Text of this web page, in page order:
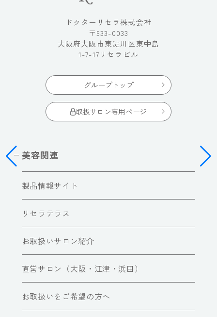
ドクターリセラ株式会社
〒533-0033
大阪府大阪市東淀川区東中島
1-7-17リセラビル
グループトップ
取扱サロン専用ページ
美容関連
製品情報サイト
リセラテラス
お取扱いサロン紹介
直営サロン（大阪・江津・浜田）
お取扱いをご希望の方へ